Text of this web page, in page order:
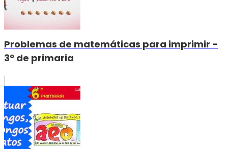
Problemas de matemáticas para imprimir -
3º de primaria